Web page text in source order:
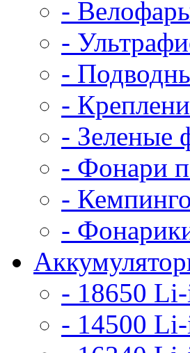
-
-
-
-
- Зеленые
- Фонари
-
-
- 18650
- 14500